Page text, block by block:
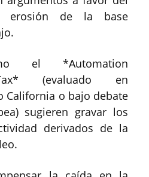
erosión de la base
el *Automation
(evaluado en
California o bajo debate
sugieren gravar los
derivados de la